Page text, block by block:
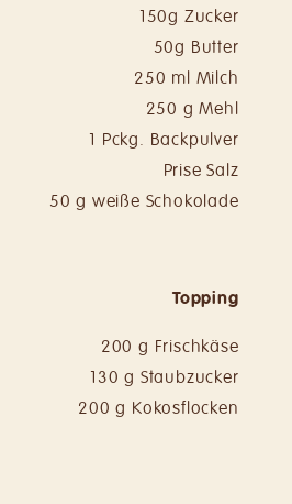
150g Zucker
50g Butter
250 ml Milch
250 g Mehl
1 Pckg. Backpulver
Prise Salz
50 g weiße Schokolade
Topping
200 g Frischkäse
130 g Staubzucker
200 g Kokosflocken